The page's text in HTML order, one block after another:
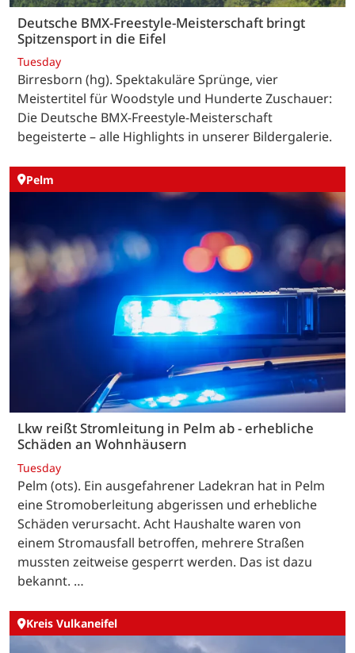
Deutsche BMX-Freestyle-Meisterschaft bringt
Spitzensport in die Eifel
Tuesday
Birresborn (hg). Spektakuläre Sprünge, vier
Meistertitel für Woodstyle und Hunderte Zuschauer:
Die Deutsche BMX-Freestyle-Meisterschaft
begeisterte – alle Highlights in unserer Bildergalerie.
Pelm
Lkw reißt Stromleitung in Pelm ab - erhebliche
Schäden an Wohnhäusern
Tuesday
Pelm (ots). Ein ausgefahrener Ladekran hat in Pelm
eine Stromoberleitung abgerissen und erhebliche
Schäden verursacht. Acht Haushalte waren von
einem Stromausfall betroffen, mehrere Straßen
mussten zeitweise gesperrt werden. Das ist dazu
bekannt. …
Kreis Vulkaneifel